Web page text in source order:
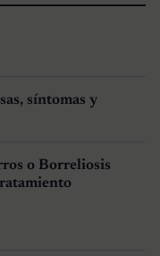
síntomas y
o Borreliosis